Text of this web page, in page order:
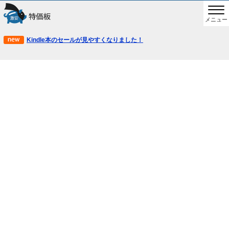
メニュー
Kindle本のセールが見やすくなりました！